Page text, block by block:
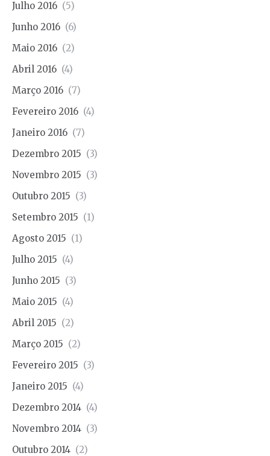
Julho 2016 (5)
Junho 2016 (6)
Maio 2016 (2)
Abril 2016 (4)
Março 2016 (7)
Fevereiro 2016 (4)
Janeiro 2016 (7)
Dezembro 2015 (3)
Novembro 2015 (3)
Outubro 2015 (3)
Setembro 2015 (1)
Agosto 2015 (1)
Julho 2015 (4)
Junho 2015 (3)
Maio 2015 (4)
Abril 2015 (2)
Março 2015 (2)
Fevereiro 2015 (3)
Janeiro 2015 (4)
Dezembro 2014 (4)
Novembro 2014 (3)
Outubro 2014 (2)